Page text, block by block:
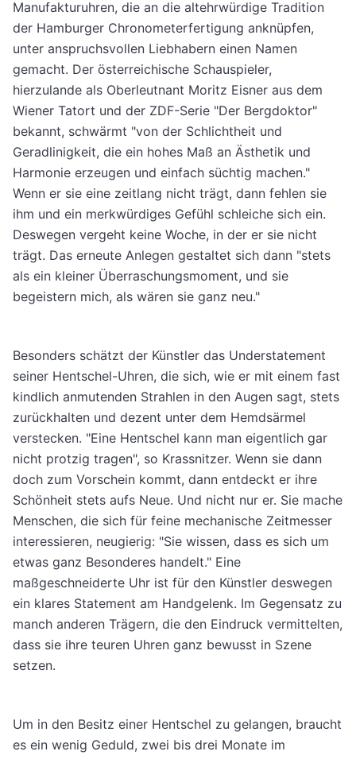
Manufakturuhren, die an die altehrwürdige Tradition
der Hamburger Chronometerfertigung anknüpfen,
unter anspruchsvollen Liebhabern einen Namen
gemacht. Der österreichische Schauspieler,
hierzulande als Oberleutnant Moritz Eisner aus dem
Wiener Tatort und der ZDF-Serie "Der Bergdoktor"
bekannt, schwärmt "von der Schlichtheit und
Geradlinigkeit, die ein hohes Maß an Ästhetik und
Harmonie erzeugen und einfach süchtig machen."
Wenn er sie eine zeitlang nicht trägt, dann fehlen sie
ihm und ein merkwürdiges Gefühl schleiche sich ein.
Deswegen vergeht keine Woche, in der er sie nicht
trägt. Das erneute Anlegen gestaltet sich dann "stets
als ein kleiner Überraschungsmoment, und sie
begeistern mich, als wären sie ganz neu."
Besonders schätzt der Künstler das Understatement
seiner Hentschel-Uhren, die sich, wie er mit einem fast
kindlich anmutenden Strahlen in den Augen sagt, stets
zurückhalten und dezent unter dem Hemdsärmel
verstecken. "Eine Hentschel kann man eigentlich gar
nicht protzig tragen", so Krassnitzer. Wenn sie dann
doch zum Vorschein kommt, dann entdeckt er ihre
Schönheit stets aufs Neue. Und nicht nur er. Sie mache
Menschen, die sich für feine mechanische Zeitmesser
interessieren, neugierig: "Sie wissen, dass es sich um
etwas ganz Besonderes handelt." Eine
maßgeschneiderte Uhr ist für den Künstler deswegen
ein klares Statement am Handgelenk. Im Gegensatz zu
manch anderen Trägern, die den Eindruck vermittelten,
dass sie ihre teuren Uhren ganz bewusst in Szene
setzen.
Um in den Besitz einer Hentschel zu gelangen, braucht
es ein wenig Geduld, zwei bis drei Monate im